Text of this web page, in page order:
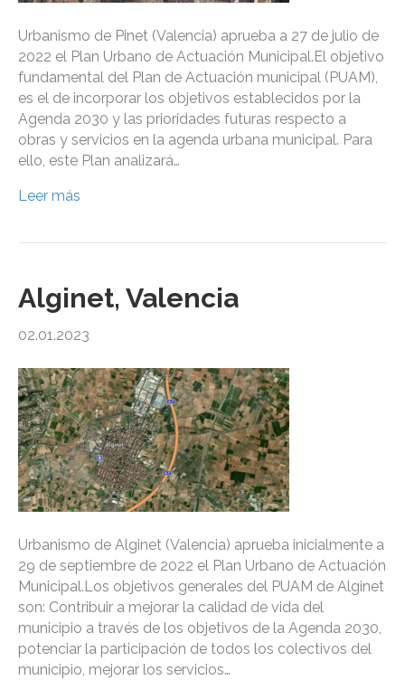
Urbanismo de Pinet (Valencia) aprueba a 27 de julio de
2022 el Plan Urbano de Actuación Municipal.El objetivo
fundamental del Plan de Actuación municipal (PUAM),
es el de incorporar los objetivos establecidos por la
Agenda 2030 y las prioridades futuras respecto a
obras y servicios en la agenda urbana municipal. Para
ello, este Plan analizará…
Leer más
Alginet, Valencia
02.01.2023
Urbanismo de Alginet (Valencia) aprueba inicialmente a
29 de septiembre de 2022 el Plan Urbano de Actuación
Municipal.Los objetivos generales del PUAM de Alginet
son: Contribuir a mejorar la calidad de vida del
municipio a través de los objetivos de la Agenda 2030,
potenciar la participación de todos los colectivos del
municipio, mejorar los servicios…